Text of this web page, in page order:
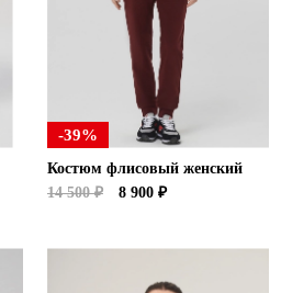
-39%
Костюм флисовый женский
14 500 ₽
8 900 ₽